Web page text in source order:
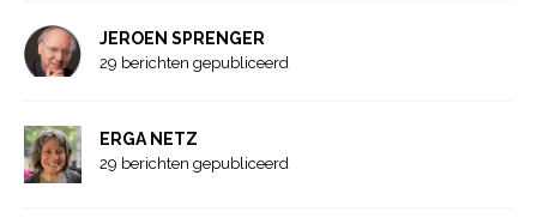
JEROEN SPRENGER
29 berichten gepubliceerd
ERGA NETZ
29 berichten gepubliceerd